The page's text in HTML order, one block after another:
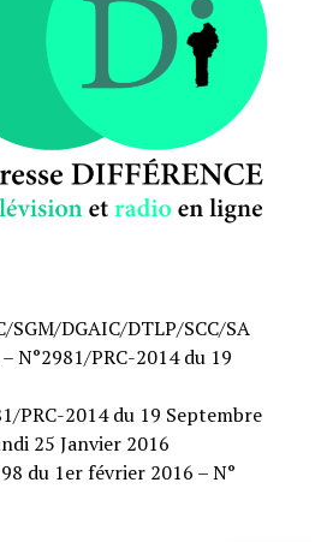
SGM/DGAIC/DTLP/SCC/SA
N°2981/PRC-2014 du 19
PRC-2014 du 19 Septembre
25 Janvier 2016
du 1er février 2016 – N°